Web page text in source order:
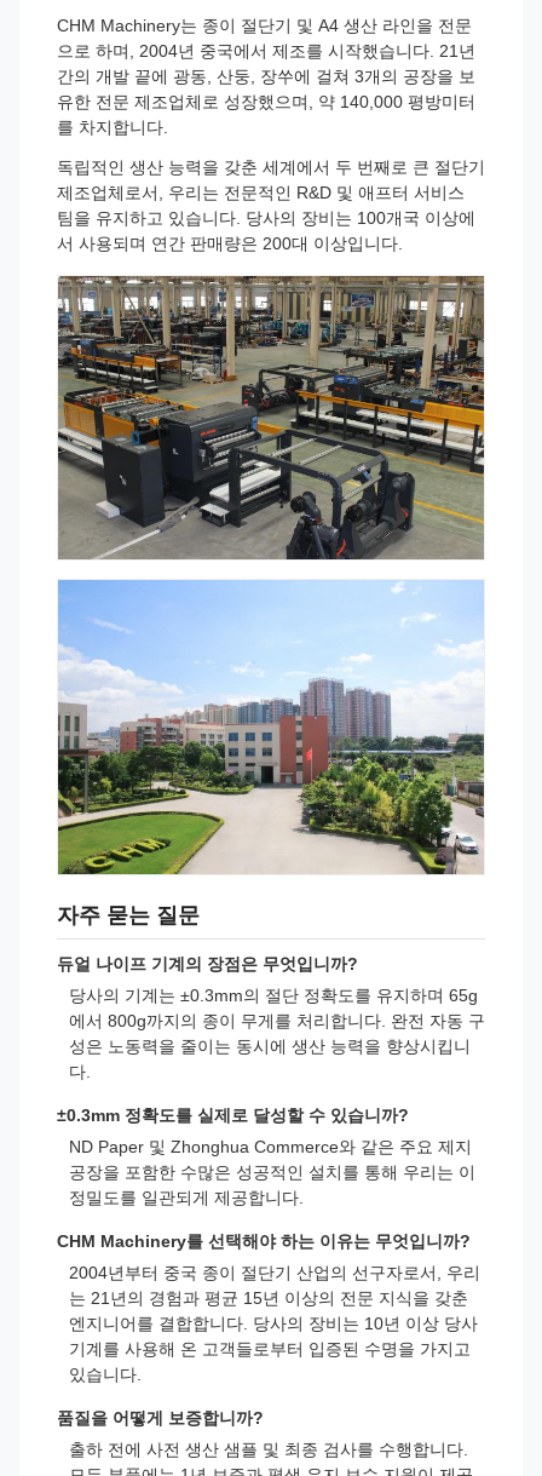
CHM Machinery는 종이 절단기 및 A4 생산 라인을 전문
으로 하며, 2004년 중국에서 제조를 시작했습니다. 21년
간의 개발 끝에 광동, 산둥, 장쑤에 걸쳐 3개의 공장을 보
유한 전문 제조업체로 성장했으며, 약 140,000 평방미터
를 차지합니다.
독립적인 생산 능력을 갖춘 세계에서 두 번째로 큰 절단기
제조업체로서, 우리는 전문적인 R&D 및 애프터 서비스
팀을 유지하고 있습니다. 당사의 장비는 100개국 이상에
서 사용되며 연간 판매량은 200대 이상입니다.
자주 묻는 질문
듀얼 나이프 기계의 장점은 무엇입니까?
당사의 기계는 ±0.3mm의 절단 정확도를 유지하며 65g
에서 800g까지의 종이 무게를 처리합니다. 완전 자동 구
성은 노동력을 줄이는 동시에 생산 능력을 향상시킵니
다.
±0.3mm 정확도를 실제로 달성할 수 있습니까?
ND Paper 및 Zhonghua Commerce와 같은 주요 제지
공장을 포함한 수많은 성공적인 설치를 통해 우리는 이
정밀도를 일관되게 제공합니다.
CHM Machinery를 선택해야 하는 이유는 무엇입니까?
2004년부터 중국 종이 절단기 산업의 선구자로서, 우리
는 21년의 경험과 평균 15년 이상의 전문 지식을 갖춘
엔지니어를 결합합니다. 당사의 장비는 10년 이상 당사
기계를 사용해 온 고객들로부터 입증된 수명을 가지고
있습니다.
품질을 어떻게 보증합니까?
출하 전에 사전 생산 샘플 및 최종 검사를 수행합니다.